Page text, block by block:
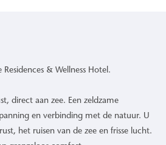
& Wellness Hotel.
direct aan zee. Een zeldzame
en verbinding met de natuur. U
het ruisen van de zee en frisse lucht.